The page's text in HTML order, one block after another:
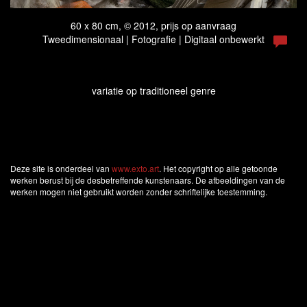
60 x 80 cm, © 2012, prijs op aanvraag
Tweedimensionaal | Fotografie | Digitaal onbewerkt
variatie op traditioneel genre
Deze site is onderdeel van www.exto.art. Het copyright op alle getoonde
werken berust bij de desbetreffende kunstenaars. De afbeeldingen van de
werken mogen niet gebruikt worden zonder schriftelijke toestemming.